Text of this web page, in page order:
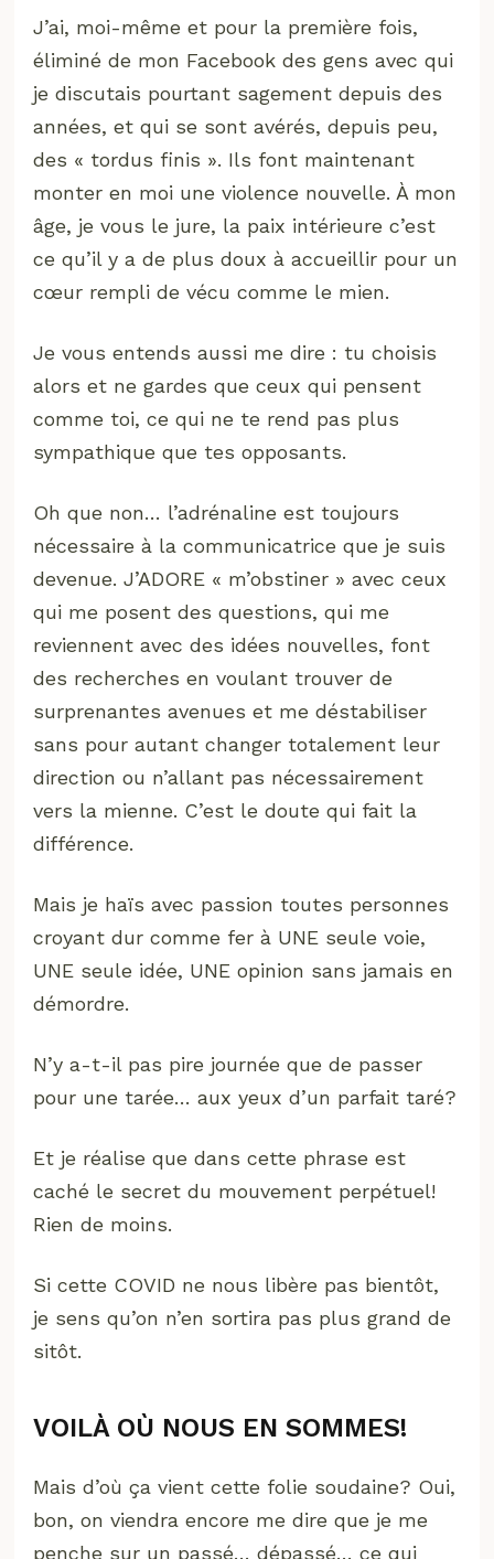
J’ai, moi-même et pour la première fois,
éliminé de mon Facebook des gens avec qui
je discutais pourtant sagement depuis des
années, et qui se sont avérés, depuis peu,
des « tordus finis ». Ils font maintenant
monter en moi une violence nouvelle. À mon
âge, je vous le jure, la paix intérieure c’est
ce qu’il y a de plus doux à accueillir pour un
cœur rempli de vécu comme le mien.
Je vous entends aussi me dire : tu choisis
alors et ne gardes que ceux qui pensent
comme toi, ce qui ne te rend pas plus
sympathique que tes opposants.
Oh que non… l’adrénaline est toujours
nécessaire à la communicatrice que je suis
devenue. J’ADORE « m’obstiner » avec ceux
qui me posent des questions, qui me
reviennent avec des idées nouvelles, font
des recherches en voulant trouver de
surprenantes avenues et me déstabiliser
sans pour autant changer totalement leur
direction ou n’allant pas nécessairement
vers la mienne. C’est le doute qui fait la
différence.
Mais je haïs avec passion toutes personnes
croyant dur comme fer à UNE seule voie,
UNE seule idée, UNE opinion sans jamais en
démordre.
N’y a-t-il pas pire journée que de passer
pour une tarée… aux yeux d’un parfait taré?
Et je réalise que dans cette phrase est
caché le secret du mouvement perpétuel!
Rien de moins.
Si cette COVID ne nous libère pas bientôt,
je sens qu’on n’en sortira pas plus grand de
sitôt.
VOILÀ OÙ NOUS EN SOMMES!
Mais d’où ça vient cette folie soudaine? Oui,
bon, on viendra encore me dire que je me
penche sur un passé… dépassé… ce qui